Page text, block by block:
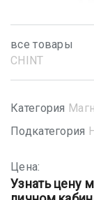
все товары
CHINT
Категория
Подкатегория
Цена:
Узнать цену